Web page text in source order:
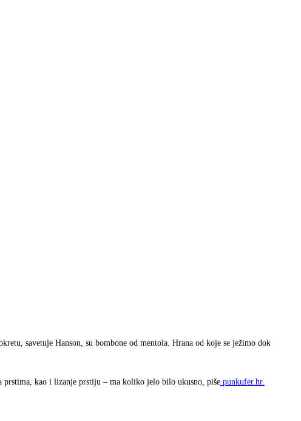
savetuje Hanson, su bombone od mentola. Hrana od koje se ježimo dok
prstima, kao i lizanje prstiju – ma koliko jelo bilo ukusno, piše punkufer.hr.